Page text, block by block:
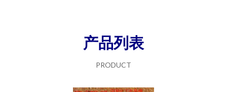
产品列表
PRODUCT